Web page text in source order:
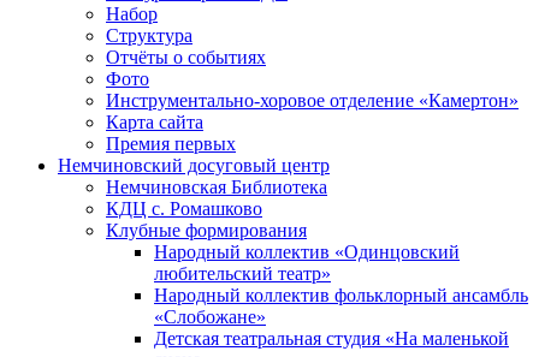
Набор
Структура
Отчёты о событиях
Фото
Инструментально-хоровое отделение «Камертон»
Карта сайта
Премия первых
Немчиновский досуговый центр
Немчиновская Библиотека
КДЦ с. Ромашково
Клубные формирования
Народный коллектив «Одинцовский
любительский театр»
Народный коллектив фольклорный ансамбль
«Слобожане»
Детская театральная студия «На маленькой